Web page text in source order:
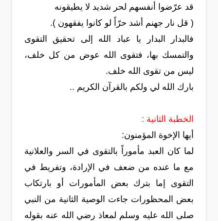
قد عرّضوا أنفسهم لحر شديد لا يطيقونه
( قل نار جهنم أشد حرّاً لو كانوا يفقهون ).
فالبدار البدار يا عباد الله إلى تحقيق التقوى
والتمسك بها، فتقوى الله عوض من كل خلف،
ليس من تقوى الله خلف.
بارك الله لي ولكم بالقرآن الكريم ..
الخطبة الثانية :
أيها الإخوة المؤمنون:
لما كان العبد مأموراً بالتقوى في السر والعلانية
مع ما عنده من ضعف في الإرادة، وتفريط في
التقوى إما بترك بعض المأمورات أو بارتكاب
بعض المحظورات جاءت الوصية الثانية من النبي
صلى الله عليه وسلم لمعاذ رضي الله عنه بقوله